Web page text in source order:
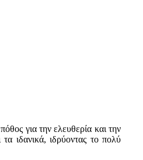
για την ελευθερία και την
ιδανικά, ιδρύοντας το πολύ